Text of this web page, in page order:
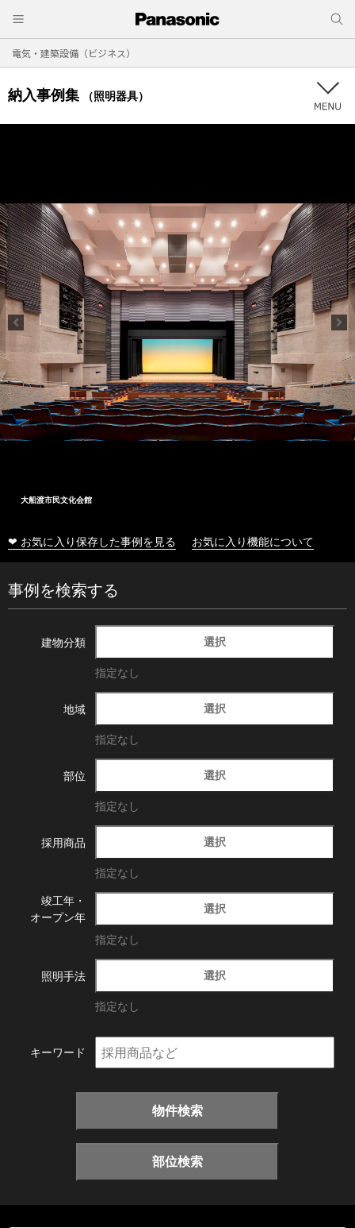
電気・建築設備（ビジネス）
納入事例集 （照明器具）
十和田市総合体育センター
❤ お気に入り保存した事例を見る お気に入り機能について
事例を検索する
建物分類 選択
指定なし
地域 選択
指定なし
部位 選択
指定なし
採用商品 選択
指定なし
竣工年・
オープン年
選択
指定なし
照明手法 選択
指定なし
キーワード
物件検索
部位検索